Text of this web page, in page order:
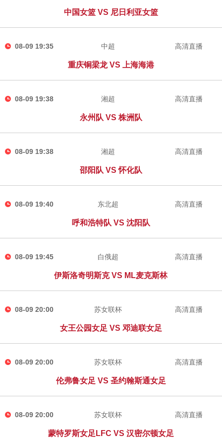
中国女篮 VS 尼日利亚女篮
08-09 19:35 中超
重庆铜梁龙 VS 上海海港
高清直播
08-09 19:38 湘超
永州队 VS 株洲队
高清直播
08-09 19:38 湘超
邵阳队 VS 怀化队
高清直播
08-09 19:40 东北超
呼和浩特队 VS 沈阳队
高清直播
08-09 19:45 白俄超
伊斯洛奇明斯克 VS ML麦克斯林
高清直播
08-09 20:00 苏女联杯
女王公园女足 VS 邓迪联女足
高清直播
08-09 20:00 苏女联杯
伦弗鲁女足 VS 圣约翰斯通女足
高清直播
08-09 20:00 苏女联杯
蒙特罗斯女足LFC VS 汉密尔顿女足
高清直播